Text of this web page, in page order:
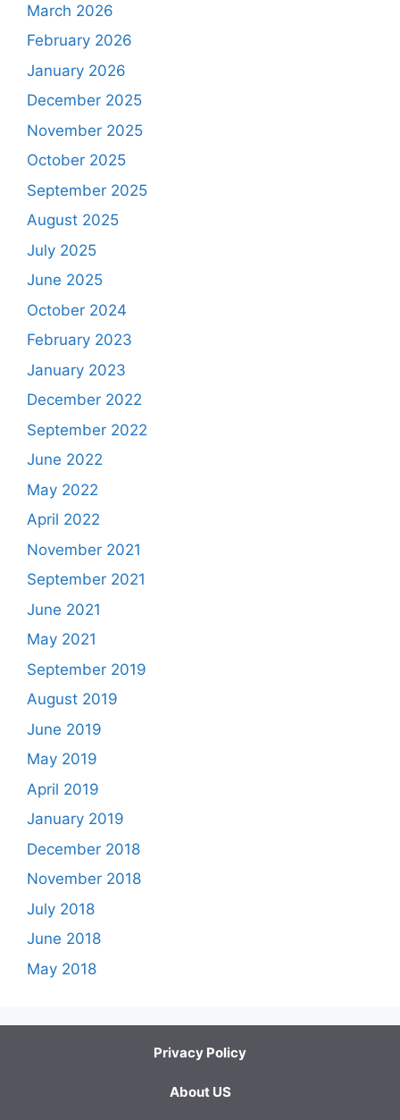
March 2026
February 2026
January 2026
December 2025
November 2025
October 2025
September 2025
August 2025
July 2025
June 2025
October 2024
February 2023
January 2023
December 2022
September 2022
June 2022
May 2022
April 2022
November 2021
September 2021
June 2021
May 2021
September 2019
August 2019
June 2019
May 2019
April 2019
January 2019
December 2018
November 2018
July 2018
June 2018
May 2018
Privacy Policy
About US